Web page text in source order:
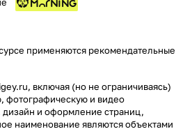
применяются рекомендательные
включая (но не ограничиваясь)
фотографическую и видео
дизайн и оформление страниц,
наименование являются объектами